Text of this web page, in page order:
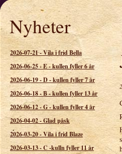
Nyheter
2026-07-21-Vila i frid Bella
2026-06-25-E - kullen fyller 6 år
2026-06-19-D - kullen fyller 7 år
2026-06-18-B - kullen fyller 13 år
2026-06-12-G - kullen fyller 4 år
2026-04-02-Glad påsk
2026-03-20-Vila i frid Blaze
2026-03-13-C -kulln fyller 11 år